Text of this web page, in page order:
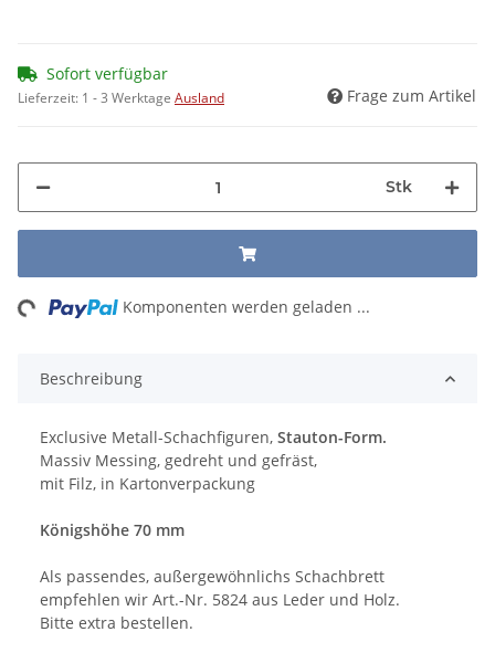
Sofort verfügbar
Lieferzeit: 1 - 3 Werktage Ausland Frage zum Artikel
Stk
Komponenten werden geladen ...
Beschreibung
Exclusive Metall-Schachfiguren, Stauton-Form.
Massiv Messing, gedreht und gefräst,
mit Filz, in Kartonverpackung
Königshöhe 70 mm
Als passendes, außergewöhnlichs Schachbrett
empfehlen wir Art.-Nr. 5824 aus Leder und Holz.
Bitte extra bestellen.